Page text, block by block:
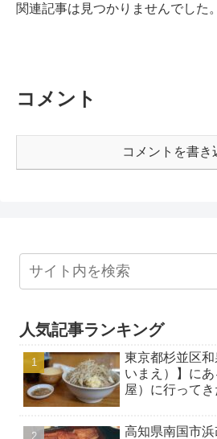
関連記事は見つかりませんでした。
コメント
コメントを書き
人気記事ランキング
東京都杉並区
いまえ）】に
屋）に行ってき
高知県南国市